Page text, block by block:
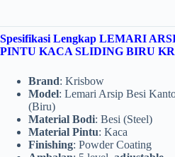
Spesifikasi Lengkap LEMARI
PINTU KACA SLIDING BIRU
Brand: Krisbow
Model: Lemari Arsip Besi
(Biru)
Material Bodi: Besi (Steel)
Material Pintu: Kaca
Finishing: Powder Coating